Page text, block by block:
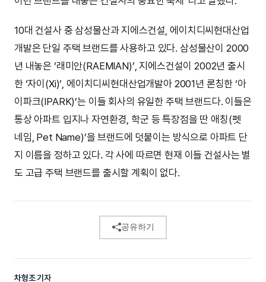
10대 건설사 중 삼성물산과 지에스건설, 에이치디씨현대산업
개발은 단일 주택 브랜드를 사용하고 있다. 삼성물산이 2000
년 내놓은 ‘래미안(RAEMIAN)’, 지에스건설이 2002년 출시
한 ‘자이(Xi)’, 에이치디씨현대산업개발아 2001년 론칭한 ‘아
이파크(IPARK)’는 이들 회사의 유일한 주택 브랜드다. 이들은
통상 아파트 입지나 자연환경, 학군 등 특장점을 딴 애칭(펫
네임, Pet Name)’을 브랜드에 덧붙이는 방식으로 아파트 단
지 이름을 정하고 있다. 각 사에 따르면 현재 이들 건설사는 별
도 고급 주택 브랜드를 출시할 계획이 없다.
공유하기
차형조 기자